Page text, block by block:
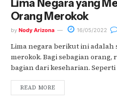
Lima Negara yang
Orang Merokok
by Nody Arizona 16/05/2022
Lima negara berikut ini adalah
merokok. Bagi sebagian orang,
bagian dari keseharian. Seperti
READ MORE